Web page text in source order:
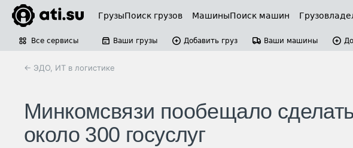
ГрузыПоиск грузов МашиныПоиск машин
Все сервисы Ваши грузы Добавить груз Ваши машины
← ЭДО, ИТ в логистике
Минкомсвязи пообещало
около 300 госуслуг